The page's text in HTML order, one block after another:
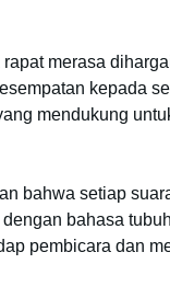
merasa
kepada
mendukung
bahwa setiap
bahasa
pembicara dan